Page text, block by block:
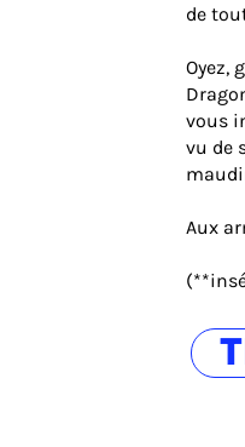
de
Oyez,
vous
vu de
Aux